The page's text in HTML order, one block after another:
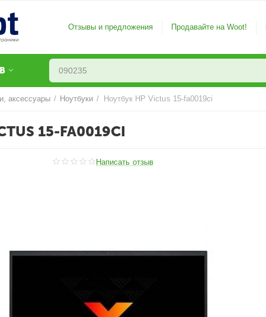
Отзывы и предложения Продавайте на Woot!
аксессуары / Ноутбуки / Ноутбук HP Victus 15-fa0019ci
15-FA0019CI
Написать отзыв